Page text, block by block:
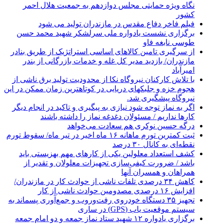
نگاه ویژه حمایتی مجلس دوازدهم به جمعیت هلال احمر
کشور
فیلم فاخر دفاع مقدس در مازندران تولید می شود
برگزاری نشست یادواره ملی سرلشکر شهید محمد حسن
طوسی نابغه فاو
از سرگیری تامین کالاهای اساسی استراتژیک از طریق بنادر
مازندران/ بازدید مدیر کل غله و خدمات بازرگانی از بندر
امیرآباد
با تلاش کارکنان نیروگاه نکا از محدودیت تولید برق ناشی از
هجوم خزه و جلبکهای دریایی در کوتاهترین زمان ممکن در این
نیروگاه پیشگیری شد.
اگر به نماز توجه شود نیازی به پیگیری و تاکید در انجام دیگر
کارها نداریم / مسئولان دغدغه نماز را داشته باشند
درگه حسین نوکری هم سعادت می‌خواهد
ثبت کمترین تورم ماهانه ۱۶ ماه اخیر در تیر ماه/ سقوط تورم
نقطه‌ای به کانال ۳۰ درصد
کشف استعداد معلولین یکی از کارهای مهم بهزیستی باید
باشد / ضرورت کیفی‌سازی تجهیزات معلولان و تقدیر از
همراهان و همسران آنها
کاهش ۳۴ درصدی تلفات ناشی از حوادث كار در مازندران/
افزایش ۱۶ درصدی مصدومین حوادث ناشی از کار
تجهیز ۳۵ دستگاه خودروی رفت‌وروب و جمع‌آوری پسماند به
سیستم موقعیت یاب (GPS) در ساری
برگزاری یادواره ۱۲ شهید ستاد نماز جمعه و دو امام جمعه